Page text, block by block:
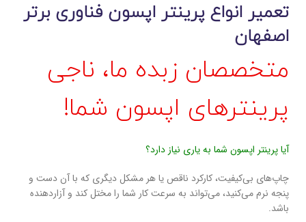
تعمیر انواع پرینتر اپسون فناوری برتر
اصفهان
متخصصان زبده ما، ناجی
پرینترهای اپسون شما!
آیا پرینتر اپسون شما به یاری نیاز دارد؟
چاپ‌های بی‌کیفیت، کارکرد ناقص یا هر مشکل دیگری که با آن دست و
پنجه نرم می‌کنید، می‌تواند به سرعت کار شما را مختل کند و آزاردهنده
باشد.